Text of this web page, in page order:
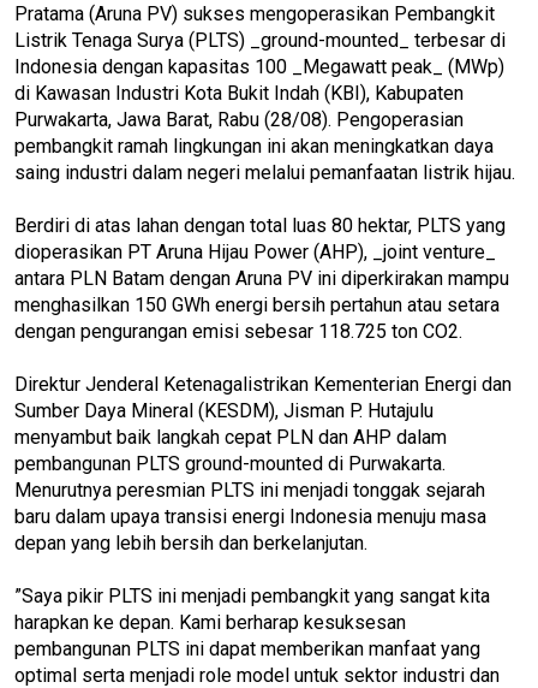
Pratama (Aruna PV) sukses mengoperasikan Pembangkit
Listrik Tenaga Surya (PLTS) _ground-mounted_ terbesar di
Indonesia dengan kapasitas 100 _Megawatt peak_ (MWp)
di Kawasan Industri Kota Bukit Indah (KBI), Kabupaten
Purwakarta, Jawa Barat, Rabu (28/08). Pengoperasian
pembangkit ramah lingkungan ini akan meningkatkan daya
saing industri dalam negeri melalui pemanfaatan listrik hijau.
Berdiri di atas lahan dengan total luas 80 hektar, PLTS yang
dioperasikan PT Aruna Hijau Power (AHP), _joint venture_
antara PLN Batam dengan Aruna PV ini diperkirakan mampu
menghasilkan 150 GWh energi bersih pertahun atau setara
dengan pengurangan emisi sebesar 118.725 ton CO2.
Direktur Jenderal Ketenagalistrikan Kementerian Energi dan
Sumber Daya Mineral (KESDM), Jisman P. Hutajulu
menyambut baik langkah cepat PLN dan AHP dalam
pembangunan PLTS ground-mounted di Purwakarta.
Menurutnya peresmian PLTS ini menjadi tonggak sejarah
baru dalam upaya transisi energi Indonesia menuju masa
depan yang lebih bersih dan berkelanjutan.
”Saya pikir PLTS ini menjadi pembangkit yang sangat kita
harapkan ke depan. Kami berharap kesuksesan
pembangunan PLTS ini dapat memberikan manfaat yang
optimal serta menjadi role model untuk sektor industri dan